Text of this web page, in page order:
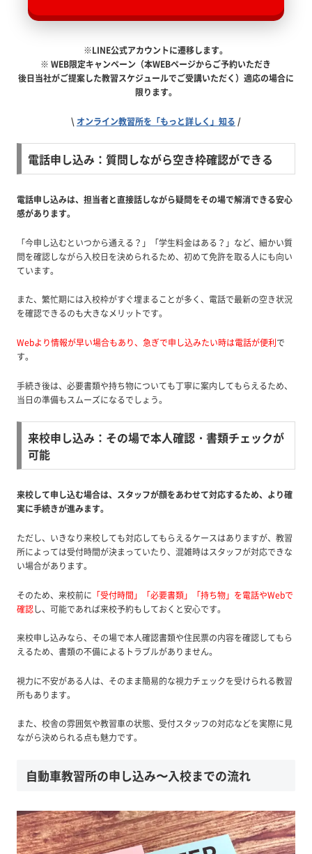
※LINE公式アカウントに遷移します。
※ WEB限定キャンペーン（本WEBページからご予約いただき
後日当社がご提案した教習スケジュールでご受講いただく）適応の場合に
限ります。
\ オンライン教習所を「もっと詳しく」知る /
電話申し込み：質問しながら空き枠確認ができる
電話申し込みは、担当者と直接話しながら疑問をその場で解消できる安心
感があります。
「今申し込むといつから通える？」「学生料金はある？」など、細かい質
問を確認しながら入校日を決められるため、初めて免許を取る人にも向い
ています。
また、繁忙期には入校枠がすぐ埋まることが多く、電話で最新の空き状況
を確認できるのも大きなメリットです。
Webより情報が早い場合もあり、急ぎで申し込みたい時は電話が便利で
す。
手続き後は、必要書類や持ち物についても丁寧に案内してもらえるため、
当日の準備もスムーズになるでしょう。
来校申し込み：その場で本人確認・書類チェックが
可能
来校して申し込む場合は、スタッフが顔をあわせて対応するため、より確
実に手続きが進みます。
ただし、いきなり来校しても対応してもらえるケースはありますが、教習
所によっては受付時間が決まっていたり、混雑時はスタッフが対応できな
い場合があります。
そのため、来校前に 「受付時間」「必要書類」「持ち物」を電話やWebで
確認し、可能であれば来校予約もしておくと安心です。
来校申し込みなら、その場で本人確認書類や住民票の内容を確認してもら
えるため、書類の不備によるトラブルがありません。
視力に不安がある人は、そのまま簡易的な視力チェックを受けられる教習
所もあります。
また、校舎の雰囲気や教習車の状態、受付スタッフの対応などを実際に見
ながら決められる点も魅力です。
自動車教習所の申し込み〜入校までの流れ